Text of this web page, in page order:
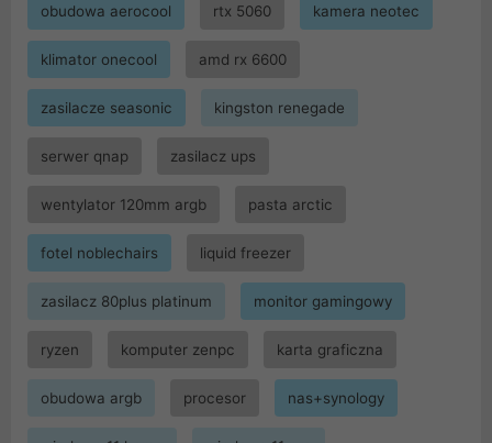
obudowa aerocool rtx 5060 kamera neotec
klimator onecool amd rx 6600
zasilacze seasonic kingston renegade
serwer qnap zasilacz ups
wentylator 120mm argb pasta arctic
fotel noblechairs liquid freezer
zasilacz 80plus platinum monitor gamingowy
ryzen komputer zenpc karta graficzna
obudowa argb procesor nas+synology